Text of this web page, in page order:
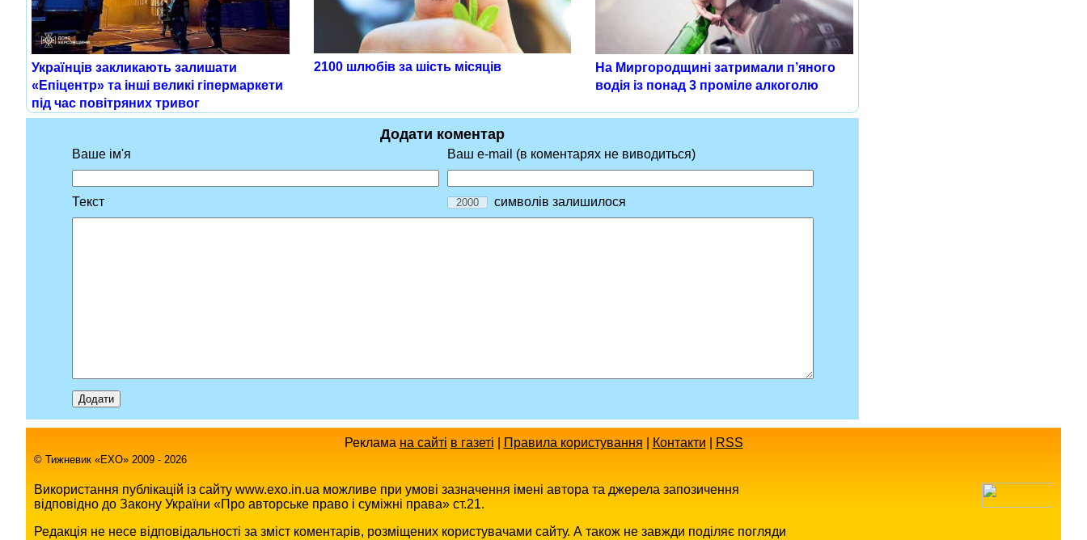
Українців закликають залишати
«Епіцентр» та інші великі гіпермаркети
під час повітряних тривог
2100 шлюбів за шість місяців
На Миргородщині затримали п’яного
водія із понад 3 проміле алкоголю
Додати коментар
Ваше ім'я Ваш e-mail (в коментарях не виводиться)
Текст символів залишилося
Реклама на сайті в газеті Правила користування Контакти RSS
© Тижневик «EХO» 2009 - 2026
Використання публікацій із сайту www.exo.in.ua можливе при умові зазначення імені автора та джерела запозичення
відповідно до Закону України «Про авторське право і суміжні права» ст.21.
Редакція не несе відповідальності за зміст коментарів, розміщених користувачами сайту. А також не завжди поділяє погляди